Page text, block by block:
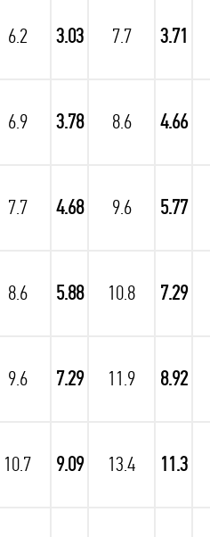
6.2 3.03 7.7 3.71
6.9 3.78 8.6 4.66
7.7 4.68 9.6 5.77
8.6 5.88 10.8 7.29
9.6 7.29 11.9 8.92
10.7 9.09 13.4 11.3